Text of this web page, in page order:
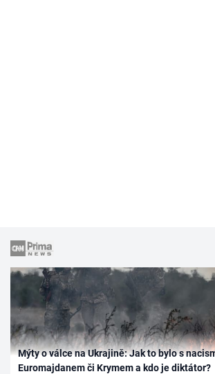
Mýty o válce na Ukrajině: Jak to bylo s
Euromajdanem či Krymem a kdo je diktátor?